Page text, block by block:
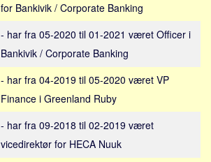
for Bankivik / Corporate Banking
- har fra 05-2020 til 01-2021 været Officer i
Bankivik / Corporate Banking
- har fra 04-2019 til 05-2020 været VP
Finance i Greenland Ruby
- har fra 09-2018 til 02-2019 været
vicedirektør for HECA Nuuk